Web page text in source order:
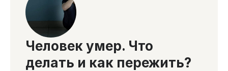
Человек умер. Что
делать и как пережить?